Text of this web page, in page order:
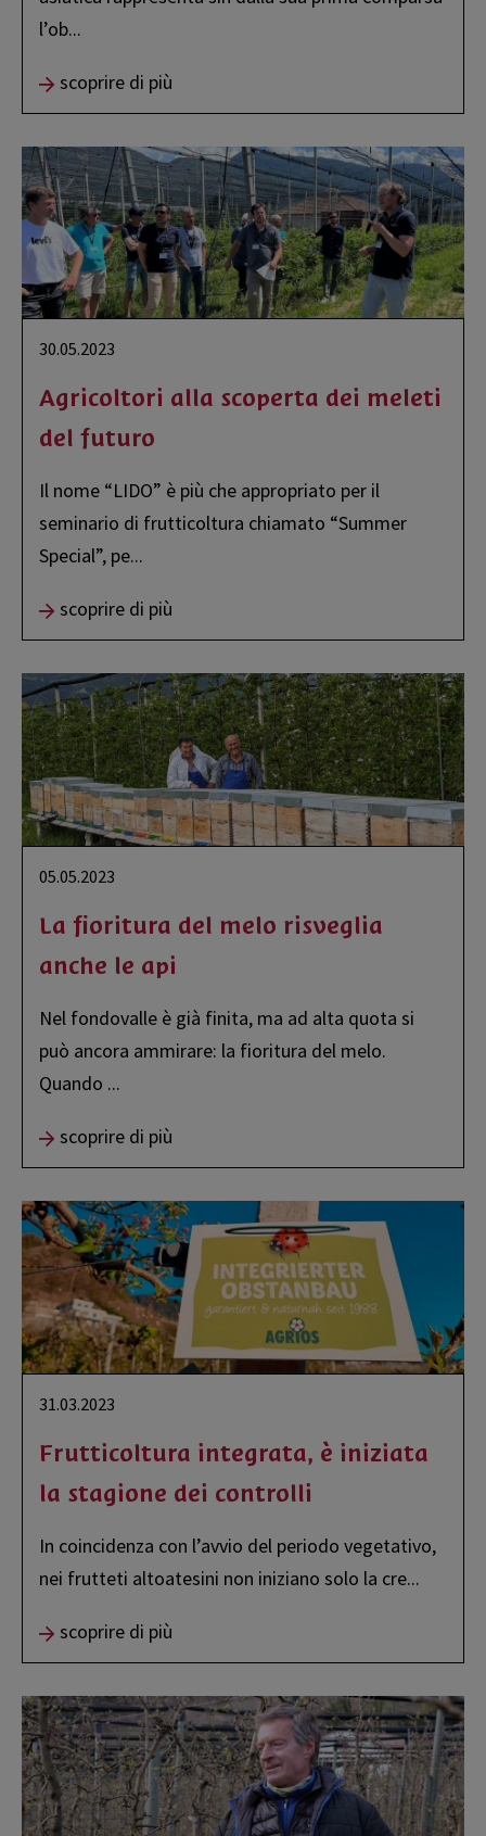
l’ob...
scoprire di più
30.05.2023
Agricoltori alla scoperta dei meleti
del futuro
Il nome “LIDO” è più che appropriato per il
seminario di frutticoltura chiamato “Summer
Special”, pe...
scoprire di più
05.05.2023
La fioritura del melo risveglia
anche le api
Nel fondovalle è già finita, ma ad alta quota si
può ancora ammirare: la fioritura del melo.
Quando ...
scoprire di più
31.03.2023
Frutticoltura integrata, è iniziata
la stagione dei controlli
In coincidenza con l’avvio del periodo vegetativo,
nei frutteti altoatesini non iniziano solo la cre...
scoprire di più